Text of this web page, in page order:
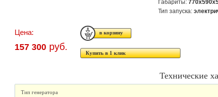
Габариты:
Тип запуска:
Цена:
157 300 руб.
Купить в 1 клик
Технические
Тип генератора